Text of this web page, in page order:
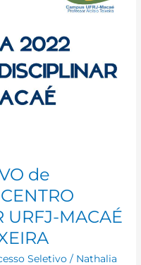
de
URFJ-MACAÉ
Seletivo / Nathalia